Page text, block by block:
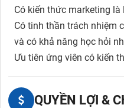
Có kiến thức marketing là
Có tinh thần trách nhiệm
và có khả năng học hỏi
Ưu tiên ứng viên có kiến
QUYỀN LỢI &